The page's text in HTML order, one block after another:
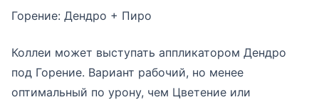
Горение: Дендро + Пиро
Коллеи может выступать аппликатором Дендро
под Горение. Вариант рабочий, но менее
оптимальный по урону, чем Цветение или